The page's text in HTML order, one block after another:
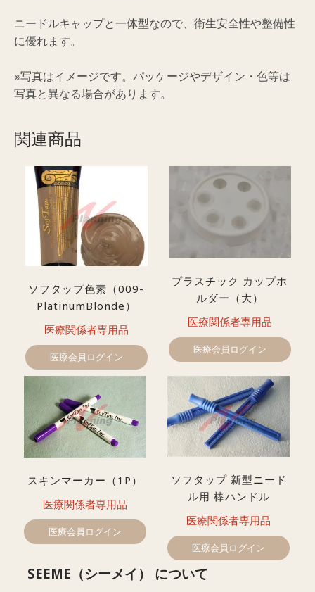
ド
ル
リ
ー
（1P)
（在
了）
ニードルキャップと一体型なので、衛生安全性や整備性
に優れます。
※写真はイメージです。パッケージやデザイン・色等は
写真と異なる場合があります。
関連商品
ソフタップ色素（009-
PlatinumBlonde）
医療関係者専用品
医療会員ログイン
プラスチック カップホ
ルダー（大）
医療関係者専用品
医療会員ログイン
スキンマーカー（1P）
医療関係者専用品
医療会員ログイン
ソフタップ 新型ニード
ル用 棒ハンドル
医療関係者専用品
医療会員ログイン
SEEME（シーメイ） について